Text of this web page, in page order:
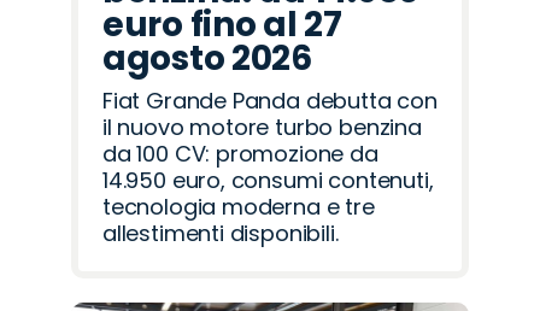
euro fino al 27
agosto 2026
Fiat Grande Panda debutta con
il nuovo motore turbo benzina
da 100 CV: promozione da
14.950 euro, consumi contenuti,
tecnologia moderna e tre
allestimenti disponibili.